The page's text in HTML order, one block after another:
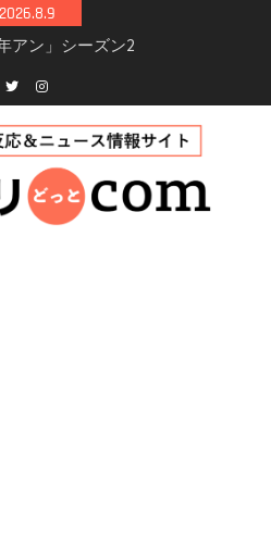
2026.8.9
をして」キャス
コメ
開始へ
リトル・ブラザ
ト・あらすじ・
Twitterinstagram